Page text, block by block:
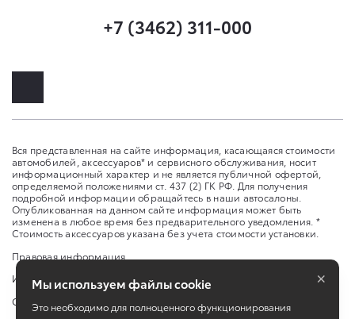
+7 (3462) 311-000
Вся представленная на сайте информация, касающаяся стоимости
автомобилей, аксессуаров* и сервисного обслуживания, носит
информационный характер и не является публичной офертой,
определяемой положениями ст. 437 (2) ГК РФ. Для получения
подробной информации обращайтесь в наши автосалоны.
Опубликованная на данном сайте информация может быть
изменена в любое время без предварительного уведомления. *
Стоимость аксессуаров указана без учета стоимости установки.
Правовая информация
Изменить настройку cookies
Сбросить cookie
Мы используем файлы cookie
Это необходимо для полноценного функционирования
×